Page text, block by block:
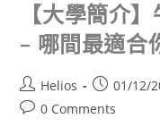
【大學簡介
– 哪間最適合
Helios 01/12/
0 Comments